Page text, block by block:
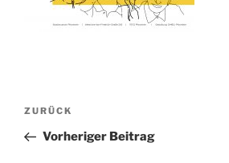
Beitragsnavigation
Vorheriger
Beitrag
ZURÜCK
Vorheriger Beitrag